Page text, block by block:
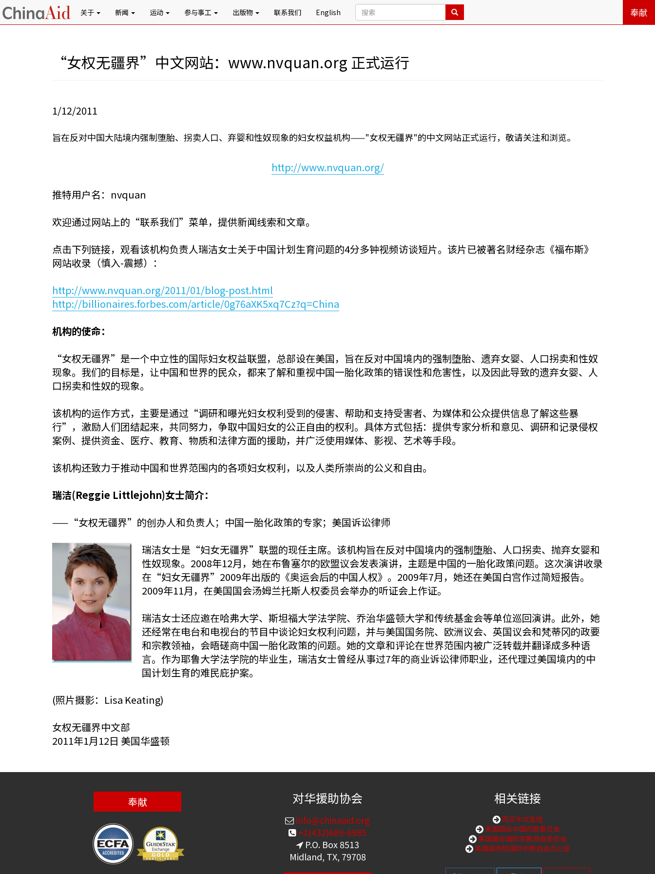
关于 新闻 运动 参与事工 出版物 联系我们 English 奉献
“女权无疆界”中文网站：www.nvquan.org 正式运行
1/12/2011
旨在反对中国大陆境内强制堕胎、拐卖人口、弃婴和性奴现象的妇女权益机构——"女权无疆界"的中文网站正式运行，敬请关注和浏览。
http://www.nvquan.org/
推特用户名：nvquan
欢迎通过网站上的“联系我们”菜单，提供新闻线索和文章。
点击下列链接，观看该机构负责人瑞洁女士关于中国计划生育问题的4分多钟视频访谈短片。该片已被著名财经杂志《福布斯》
网站收录（慎入-震撼）：
http://www.nvquan.org/2011/01/blog-post.html
http://billionaires.forbes.com/article/0g76aXK5xq7Cz?q=China
机构的使命：
“女权无疆界”是一个中立性的国际妇女权益联盟，总部设在美国，旨在反对中国境内的强制堕胎、遗弃女婴、人口拐卖和性奴
现象。我们的目标是，让中国和世界的民众，都来了解和重视中国一胎化政策的错误性和危害性，以及因此导致的遗弃女婴、人
口拐卖和性奴的现象。
该机构的运作方式，主要是通过“调研和曝光妇女权利受到的侵害、帮助和支持受害者、为媒体和公众提供信息了解这些暴
行”，激励人们团结起来，共同努力，争取中国妇女的公正自由的权利。具体方式包括：提供专家分析和意见、调研和记录侵权
案例、提供资金、医疗、教育、物质和法律方面的援助，并广泛使用媒体、影视、艺术等手段。
该机构还致力于推动中国和世界范围内的各项妇女权利，以及人类所崇尚的公义和自由。
瑞洁(Reggie Littlejohn)女士简介：
——“女权无疆界”的创办人和负责人；中国一胎化政策的专家；美国诉讼律师
瑞洁女士是“妇女无疆界”联盟的现任主席。该机构旨在反对中国境内的强制堕胎、人口拐卖、抛弃女婴和
性奴现象。2008年12月，她在布鲁塞尔的欧盟议会发表演讲，主题是中国的一胎化政策问题。这次演讲收录
在“妇女无疆界”2009年出版的《奥运会后的中国人权》。2009年7月，她还在美国白宫作过简短报告。
2009年11月，在美国国会汤姆兰托斯人权委员会举办的听证会上作证。
瑞洁女士还应邀在哈弗大学、斯坦福大学法学院、乔治华盛顿大学和传统基金会等单位巡回演讲。此外，她
还经常在电台和电视台的节目中谈论妇女权利问题，并与美国国务院、欧洲议会、英国议会和梵蒂冈的政要
和宗教领袖，会晤磋商中国一胎化政策的问题。她的文章和评论在世界范围内被广泛转载并翻译成多种语
言。作为耶鲁大学法学院的毕业生，瑞洁女士曾经从事过7年的商业诉讼律师职业，还代理过美国境内的中
国计划生育的难民庇护案。
(照片摄影：Lisa Keating)
女权无疆界中文部
2011年1月12日 美国华盛顿
奉献 对华援助协会
info@chinaaid.org
+1(432)689-6985
P.O. Box 8513
Midland, TX, 79708
相关链接
购买中文圣经
美国国会中国问题委员会
美国国会国际宗教自由委员会
美国国务院国际宗教自由办公室